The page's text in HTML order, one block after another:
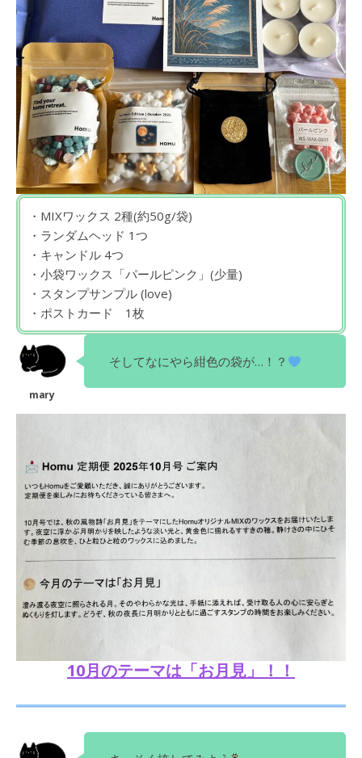
・MIXワックス 2種(約50g/袋)
・ランダムヘッド 1つ
・キャンドル 4つ
・小袋ワックス「パールピンク」(少量)
・スタンプサンプル (love)
・ポストカード 1枚
そしてなにやら紺色の袋が…！？
10月のテーマは「お月見」！！